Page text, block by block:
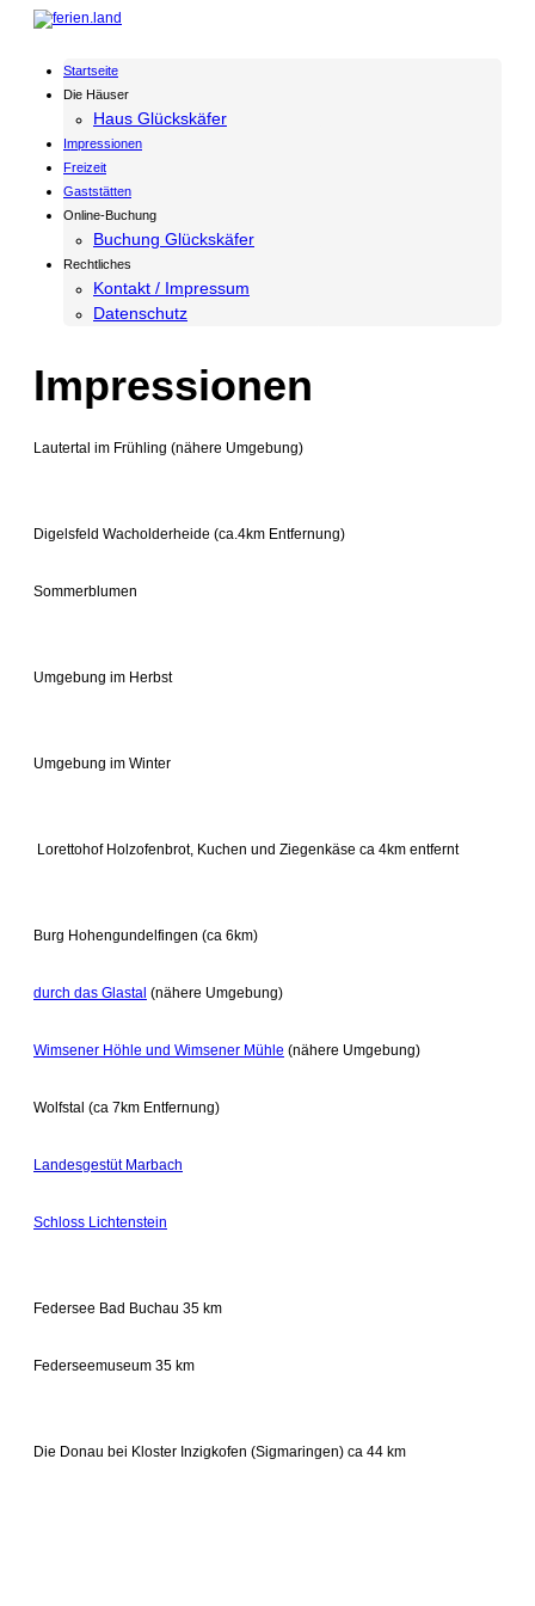
Startseite
Die Häuser
Haus Glückskäfer
Impressionen
Freizeit
Gaststätten
Online-Buchung
Buchung Glückskäfer
Rechtliches
Kontakt / Impressum
Datenschutz
Impressionen
Lautertal im Frühling (nähere Umgebung)
Digelsfeld Wacholderheide (ca.4km Entfernung)
Sommerblumen
Umgebung im Herbst
Umgebung im Winter
Lorettohof Holzofenbrot, Kuchen und Ziegenkäse ca 4km entfernt
Burg Hohengundelfingen (ca 6km)
durch das Glastal (nähere Umgebung)
Wimsener Höhle und Wimsener Mühle (nähere Umgebung)
Wolfstal (ca 7km Entfernung)
Landesgestüt Marbach
Schloss Lichtenstein
Federsee Bad Buchau 35 km
Federseemuseum 35 km
Die Donau bei Kloster Inzigkofen (Sigmaringen) ca 44 km